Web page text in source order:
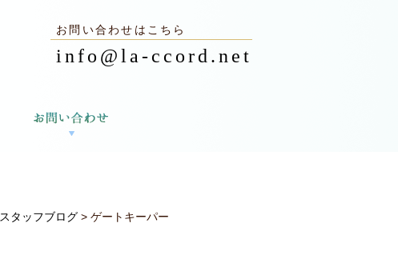
お問い合わせはこちら
info@la-ccord.net
スタッフブログ > ゲートキーパー